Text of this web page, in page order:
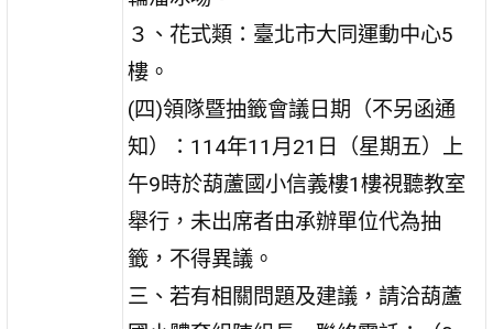
３、花式類：臺北市大同運動中心5
樓。
(四)領隊暨抽籤會議日期（不另函通
知）：114年11月21日（星期五）上
午9時於葫蘆國小信義樓1樓視聽教室
舉行，未出席者由承辦單位代為抽
籤，不得異議。
三、若有相關問題及建議，請洽葫蘆